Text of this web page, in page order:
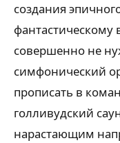
создания
совершенно не
симфонический
прописать в
голливудский
нарастающим